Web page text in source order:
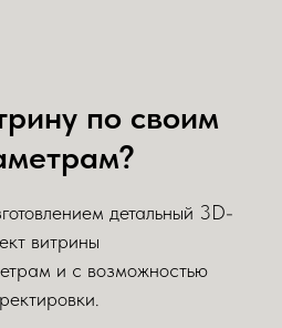
по своим
детальный 3D-
витрины
и с возможностью